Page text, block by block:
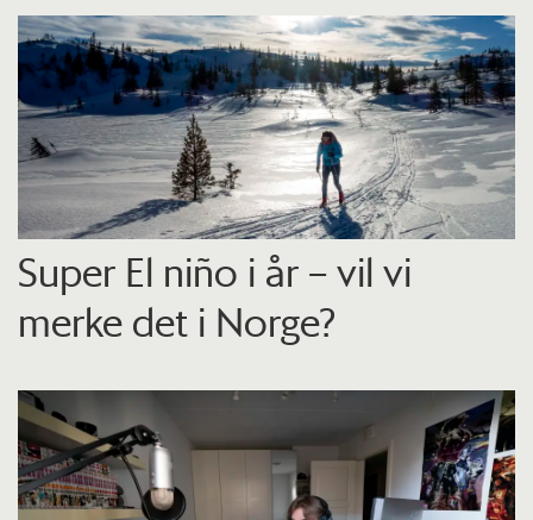
Super El niño i år – vil vi
merke det i Norge?